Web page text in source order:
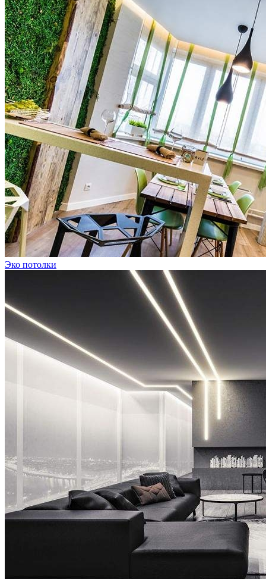
Эко потолки